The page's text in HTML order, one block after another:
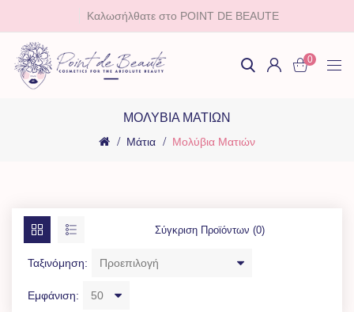
Καλωσήλθατε στο POINT DE BEAUTE
0
ΜΟΛΎΒΙΑ ΜΑΤΙΏΝ
Μάτια Μολύβια Ματιών
Σύγκριση Προϊόντων (0)
Ταξινόμηση:
Εμφάνιση: